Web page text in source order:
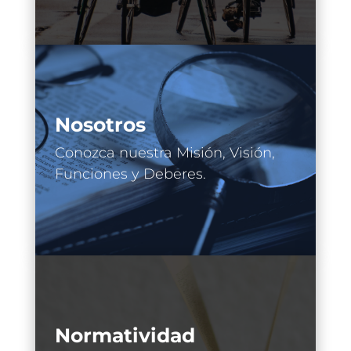
Nosotros
Conozca nuestra Misión, Visión,
Funciones y Deberes.
Normatividad